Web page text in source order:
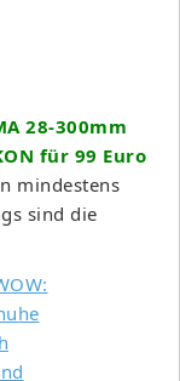
28-300mm
für 99 Euro
mindestens
sind die